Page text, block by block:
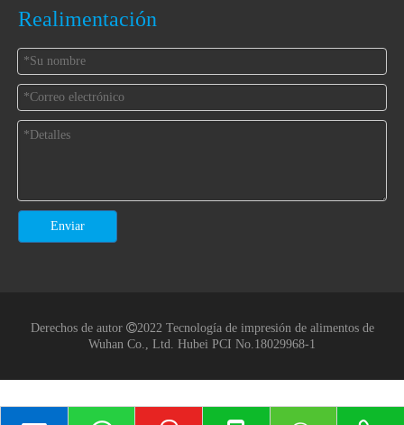
Realimentación
Enviar
Derechos de autor 2022 Tecnología de impresión de alimentos de
Wuhan Co., Ltd. Hubei PCI No.18029968-1